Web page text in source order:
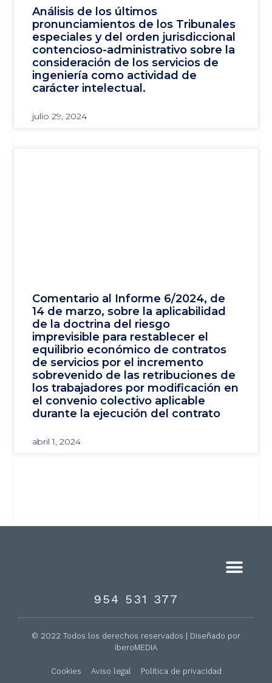
Análisis de los últimos
pronunciamientos de los Tribunales
especiales y del orden jurisdiccional
contencioso-administrativo sobre la
consideración de los servicios de
ingeniería como actividad de
carácter intelectual.
julio 29, 2024
Comentario al Informe 6/2024, de
14 de marzo, sobre la aplicabilidad
de la doctrina del riesgo
imprevisible para restablecer el
equilibrio económico de contratos
de servicios por el incremento
sobrevenido de las retribuciones de
los trabajadores por modificación en
el convenio colectivo aplicable
durante la ejecución del contrato
abril 1, 2024
954 531 377
© 2022 Todos los derechos reservados | Diseñado por
iberoMEDIA
Cookies Aviso legal Política de privacidad